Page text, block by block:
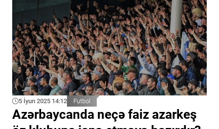
5 İyun 2025 14:12 Futbol
Azərbaycanda neçə faiz azarkeş